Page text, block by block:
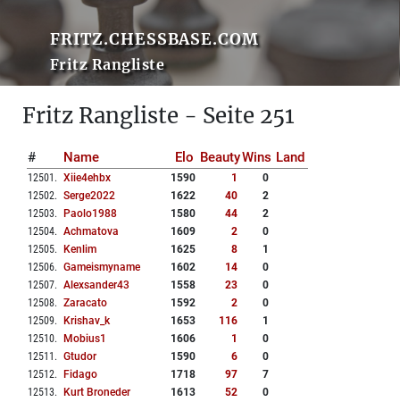
FRITZ.CHESSBASE.COM
Fritz Rangliste
Fritz Rangliste - Seite 251
# Name Elo BeautyWins Land
12501 . Xiie4ehbx 1590 1
0
12502. Serge2022 1622 40
2
12503. Paolo1988 1580 44
2
12504. Achmatova 1609 2
0
12505. Kenlim 1625 8
1
12506. Gameismyname 1602 14
0
12507. Alexsander43 1558 23
0
12508. Zaracato 1592 2
0
12509. Krishav_k 1653 116
1
12510. Mobius1 1606 1
0
12511 . Gtudor 1590 6
0
12512. Fidago 1718 97
7
12513. Kurt Broneder 1613 52
0